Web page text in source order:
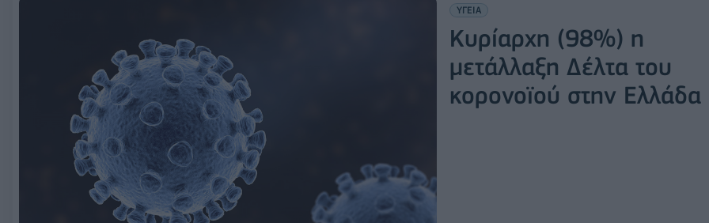
ΥΓΕΙΑ
Κυρίαρχη (98%) η
μετάλλαξη Δέλτα του
κορονοϊού στην Ελλάδα